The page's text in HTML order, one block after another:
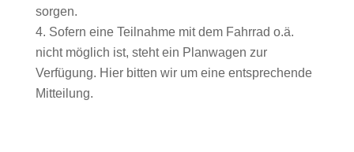
sorgen.
Sofern eine Teilnahme mit dem Fahrrad o.ä.
nicht möglich ist, steht ein Planwagen zur
Verfügung. Hier bitten wir um eine entsprechende
Mitteilung.